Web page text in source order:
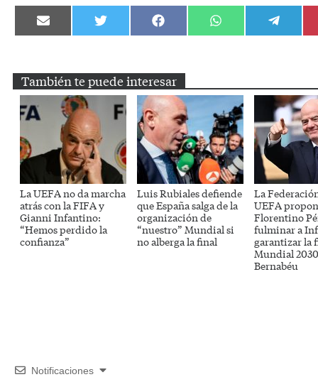
Compartir
en
Compartir
en
Compartir
en
Compartir
en
Compartir
en
También te puede interesar
La UEFA no da marcha
atrás con la FIFA y
Gianni Infantino:
“Hemos perdido la
confianza”
Luis Rubiales defiende
que España salga de la
organización de
“nuestro” Mundial si
no alberga la final
La
UEFA
Florentino
fulminar a
garantizar la
Mundial
Bernabéu
Notificaciones